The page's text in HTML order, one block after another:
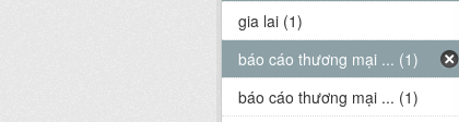
gia lai (1)
báo cáo thương mại ... (1)
báo cáo thương mại ... (1)